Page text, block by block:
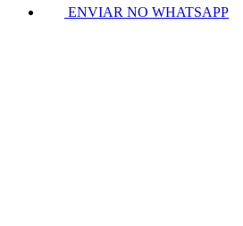
ENVIAR NO WHATSAPP